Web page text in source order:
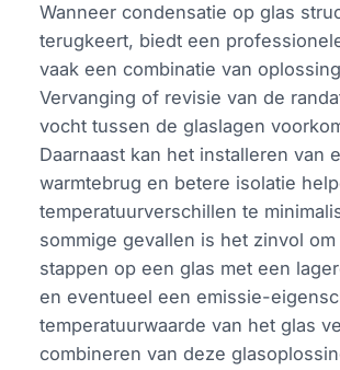
Wanneer condensatie op glas
terugkeert, biedt een
vaak een combinatie van
Vervanging of revisie van de
vocht tussen de glaslagen
Daarnaast kan het installeren van
warmtebrug en betere isolatie
temperatuurverschillen te
sommige gevallen is het zinvol
stappen op een glas met een
en eventueel een emissie-
temperatuurwaarde van het glas
combineren van deze